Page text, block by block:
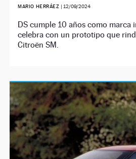
MARIO HERRÁEZ | 12/09/2024
DS cumple 10 años como marca
celebra con un prototipo que
Citroën SM.